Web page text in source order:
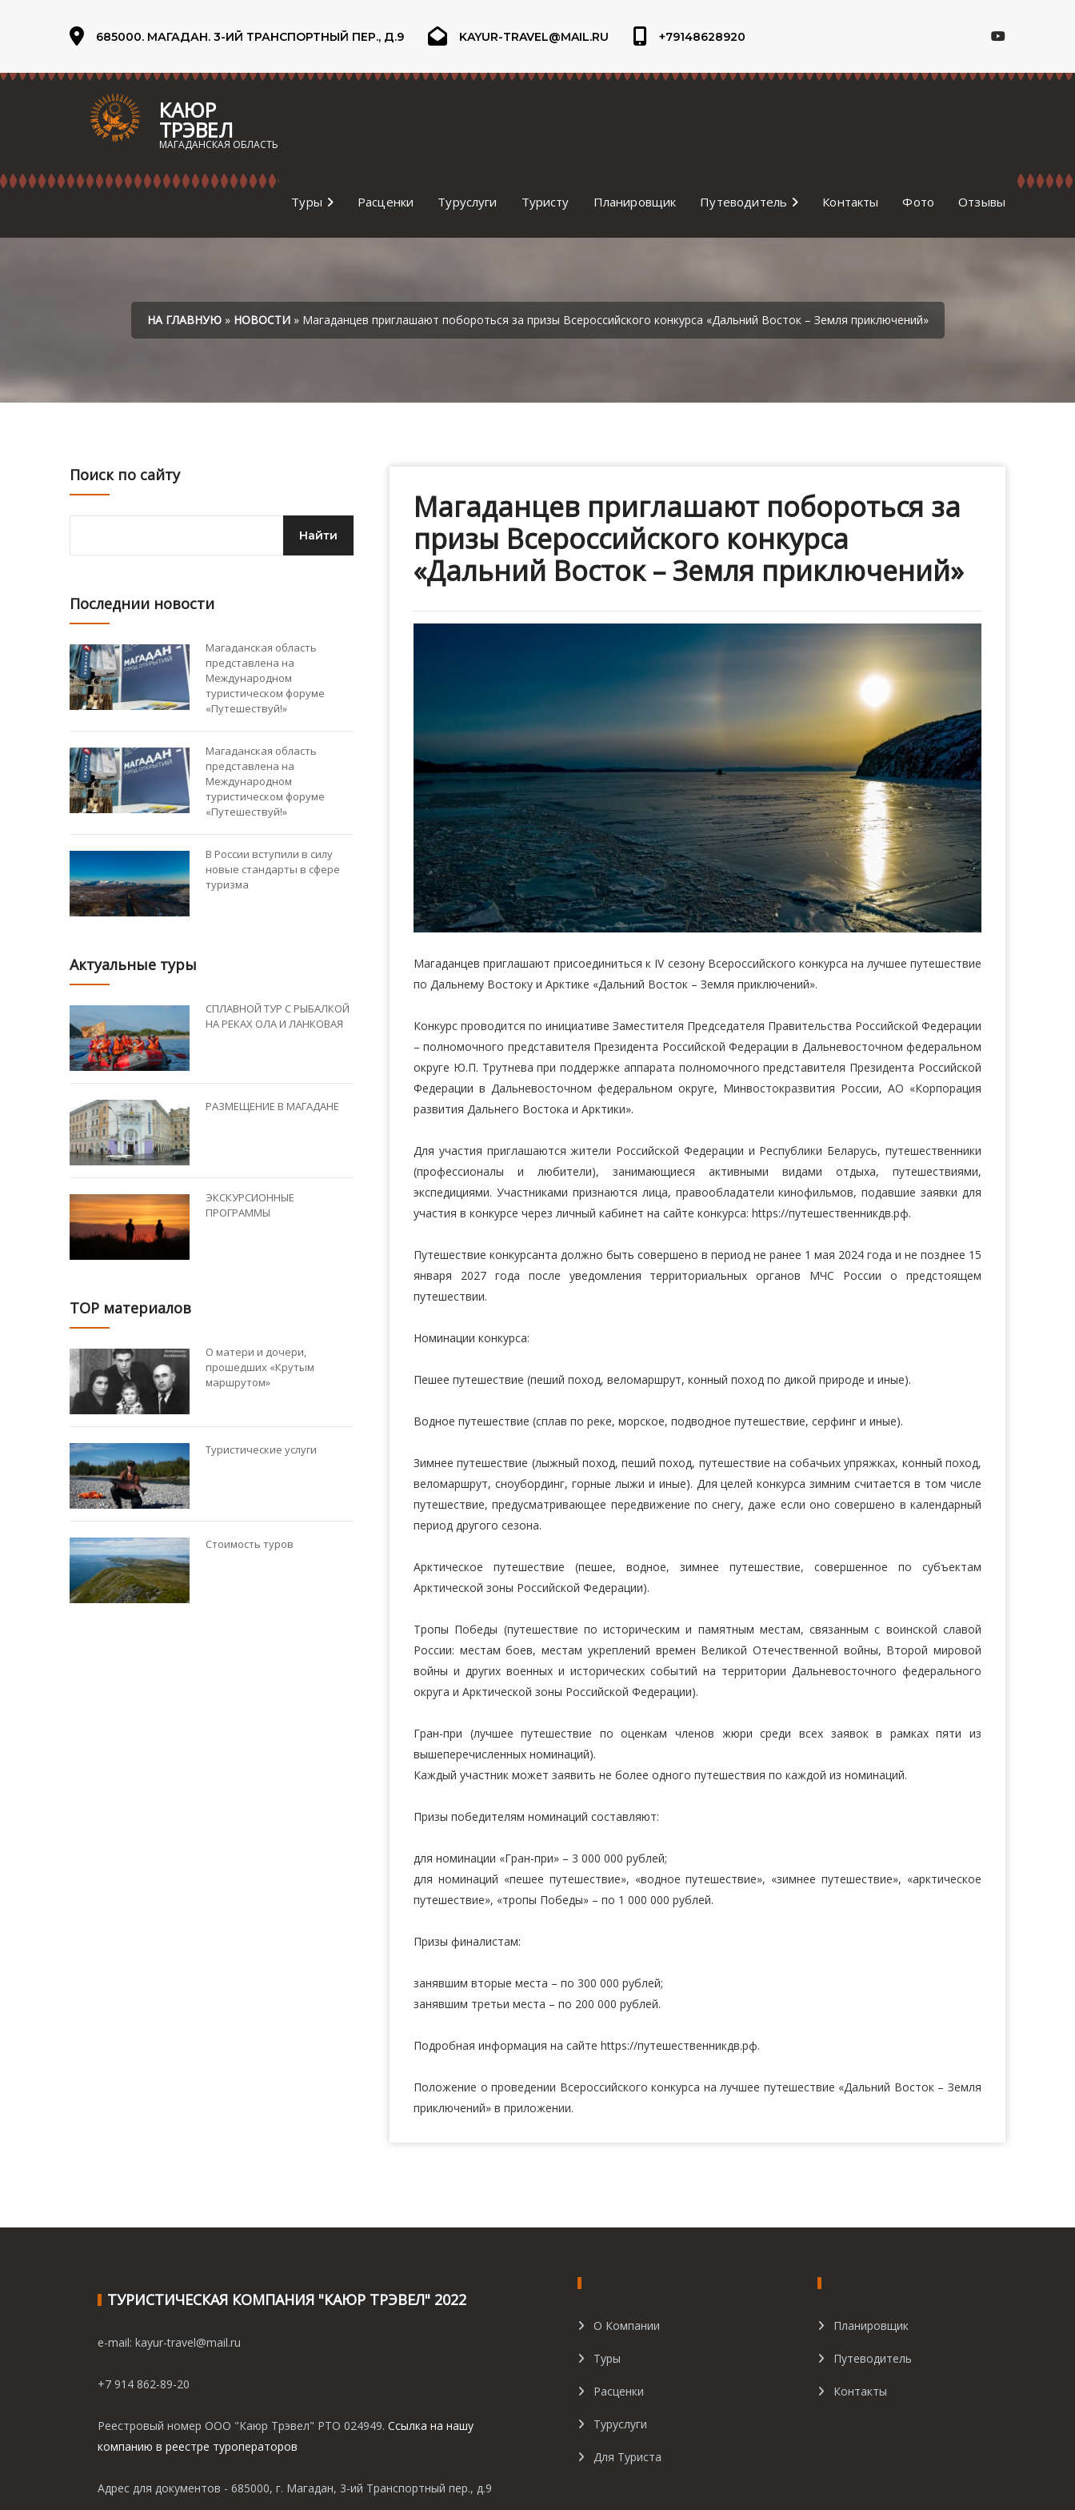
685000. МАГАДАН. 3-ИЙ ТРАНСПОРТНЫЙ ПЕР., Д.9 KAYUR-TRAVEL@MAIL.RU +79148628920
КАЮР
ТРЭВЕЛ
МАГАДАНСКАЯ ОБЛАСТЬ
Туры Расценки Туруслуги Туристу Планировщик Путеводитель Контакты Фото Отзывы
НА ГЛАВНУЮ» НОВОСТИ» Магаданцев приглашают побороться за призы Всероссийского конкурса «Дальний Восток – Земля приключений»
Магаданцев приглашают побороться за
призы Всероссийского конкурса
«Дальний Восток – Земля приключений»
Магаданцев приглашают присоединиться к IV сезону Всероссийского конкурса на лучшее путешествие
по Дальнему Востоку и Арктике «Дальний Восток – Земля приключений».
Конкурс проводится по инициативе Заместителя Председателя Правительства Российской Федерации
– полномочного представителя Президента Российской Федерации в Дальневосточном федеральном
округе Ю.П. Трутнева при поддержке аппарата полномочного представителя Президента Российской
Федерации в Дальневосточном федеральном округе, Минвостокразвития России, АО «Корпорация
развития Дальнего Востока и Арктики».
Для участия приглашаются жители Российской Федерации и Республики Беларусь, путешественники
(профессионалы и любители), занимающиеся активными видами отдыха, путешествиями,
экспедициями. Участниками признаются лица, правообладатели кинофильмов, подавшие заявки для
участия в конкурсе через личный кабинет на сайте конкурса: https://путешественникдв.рф.
Путешествие конкурсанта должно быть совершено в период не ранее 1 мая 2024 года и не позднее 15
января 2027 года после уведомления территориальных органов МЧС России о предстоящем
путешествии.
Номинации конкурса:
Пешее путешествие (пеший поход, веломаршрут, конный поход по дикой природе и иные).
Водное путешествие (сплав по реке, морское, подводное путешествие, серфинг и иные).
Зимнее путешествие (лыжный поход, пеший поход, путешествие на собачьих упряжках, конный поход,
веломаршрут, сноубординг, горные лыжи и иные). Для целей конкурса зимним считается в том числе
путешествие, предусматривающее передвижение по снегу, даже если оно совершено в календарный
период другого сезона.
Арктическое путешествие (пешее, водное, зимнее путешествие, совершенное по субъектам
Арктической зоны Российской Федерации).
Тропы Победы (путешествие по историческим и памятным местам, связанным с воинской славой
России: местам боев, местам укреплений времен Великой Отечественной войны, Второй мировой
войны и других военных и исторических событий на территории Дальневосточного федерального
округа и Арктической зоны Российской Федерации).
Гран-при (лучшее путешествие по оценкам членов жюри среди всех заявок в рамках пяти из
вышеперечисленных номинаций).
Каждый участник может заявить не более одного путешествия по каждой из номинаций.
Призы победителям номинаций составляют:
для номинации «Гран-при» – 3 000 000 рублей;
для номинаций «пешее путешествие», «водное путешествие», «зимнее путешествие», «арктическое
путешествие», «тропы Победы» – по 1 000 000 рублей.
Призы финалистам:
занявшим вторые места – по 300 000 рублей;
занявшим третьи места – по 200 000 рублей.
Подробная информация на сайте https://путешественникдв.рф.
Положение о проведении Всероссийского конкурса на лучшее путешествие «Дальний Восток – Земля
приключений» в приложении.
Поиск по сайту
Последнии новости
Магаданская область
представлена на
Международном
туристическом форуме
«Путешествуй!»
Магаданская область
представлена на
Международном
туристическом форуме
«Путешествуй!»
В России вступили в силу
новые стандарты в сфере
туризма
Актуальные туры
СПЛАВНОЙ ТУР С РЫБАЛКОЙ
НА РЕКАХ ОЛА И ЛАНКОВАЯ
РАЗМЕЩЕНИЕ В МАГАДАНЕ
ЭКСКУРСИОННЫЕ
ПРОГРАММЫ
TOP материалов
О матери и дочери,
прошедших «Крутым
маршрутом»
Туристические услуги
Стоимость туров
ТУРИСТИЧЕСКАЯ КОМПАНИЯ "КАЮР ТРЭВЕЛ" 2022
e-mail: kayur-travel@mail.ru
+7 914 862-89-20
Реестровый номер ООО "Каюр Трэвел" РТО 024949. Ссылка на нашу
компанию в реестре туроператоров
Адрес для документов - 685000, г. Магадан, 3-ий Транспортный пер., д.9
О Компании
Туры
Расценки
Туруслуги
Для Туриста
Планировщик
Путеводитель
Контакты